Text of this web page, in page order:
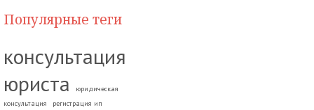
Популярные теги
консультация
юриста
юридическая
консультация
регистрация ип